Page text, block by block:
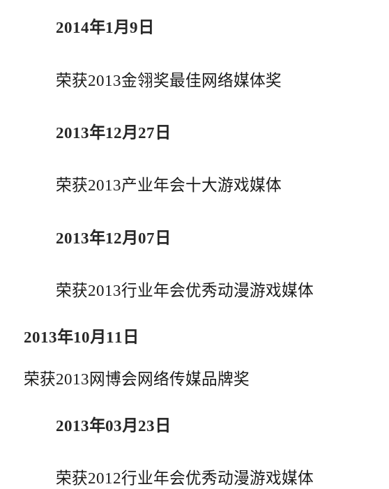
2014年1月9日
荣获2013金翎奖最佳网络媒体奖
2013年12月27日
荣获2013产业年会十大游戏媒体
2013年12月07日
荣获2013行业年会优秀动漫游戏媒体
2013年10月11日
荣获2013网博会网络传媒品牌奖
2013年03月23日
荣获2012行业年会优秀动漫游戏媒体